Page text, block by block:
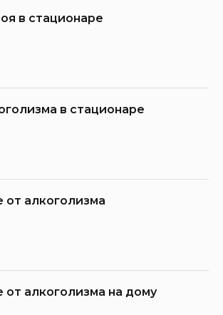
в стационаре
в стационаре
от алкоголизма
от алкоголизма на дому